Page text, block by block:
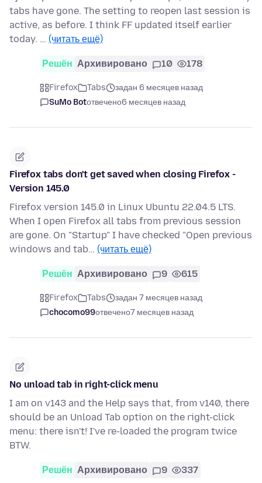
tabs have gone. The setting to reopen last session is
active, as before. I think FF updated itself earlier
today. … (читать ещё)
Решён Архивировано 10 178
Firefox Tabs
задан 6 месяцев назад
SuMo Botотвечено6 месяцев назад
Firefox tabs don't get saved when closing Firefox -
Version 145.0
Firefox version 145.0 in Linux Ubuntu 22.04.5 LTS.
When I open Firefox all tabs from previous session
are gone. On "Startup" I have checked "Open previous
windows and tab… (читать ещё)
Решён Архивировано 9 615
Firefox Tabs
задан 7 месяцев назад
chocomo99отвечено7 месяцев назад
No unload tab in right-click menu
I am on v143 and the Help says that, from v140, there
should be an Unload Tab option on the right-click
menu: there isn't! I've re-loaded the program twice
BTW.
Решён Архивировано 9 337